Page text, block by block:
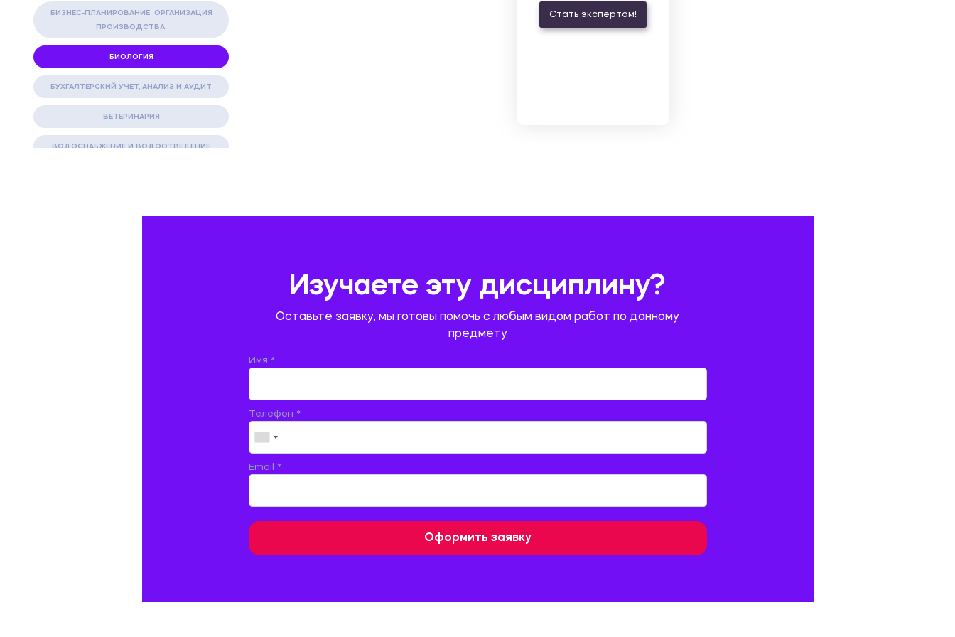
БИЗНЕС-ПЛАНИРОВАНИЕ. ОРГАНИЗАЦИЯ
ПРОИЗВОДСТВА.
БИОЛОГИЯ
БУХГАЛТЕРСКИЙ УЧЕТ, АНАЛИЗ И АУДИТ
ВЕТЕРИНАРИЯ
ВОДОСНАБЖЕНИЕ И ВОДООТВЕДЕНИЕ
Стать экспертом!
Изучаете эту дисциплину?
Оставьте заявку, мы готовы помочь с любым видом работ по данному
предмету
Имя *
Телефон *
Email *